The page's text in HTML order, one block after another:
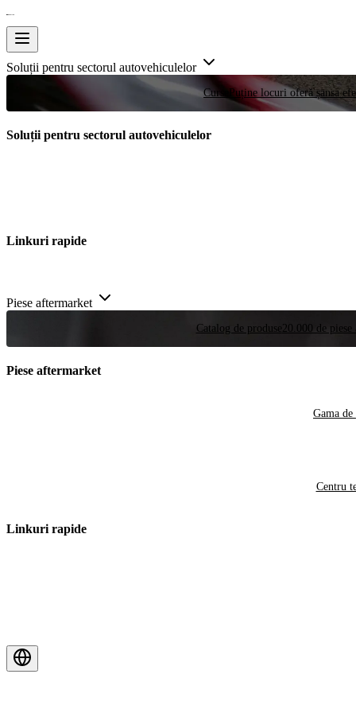
Soluții pentru sectorul autovehiculelor
Curse Puține locuri oferă șansa
Soluții pentru sectorul autovehiculelor
Linkuri rapide
Piese aftermarket
Catalog de produse 20.000 de
Piese aftermarket
Gama de
Centru
Linkuri rapide